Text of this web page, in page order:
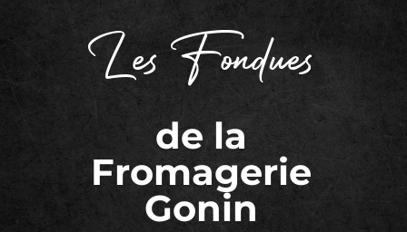
Les Fondues
de la
Fromagerie
Gonin